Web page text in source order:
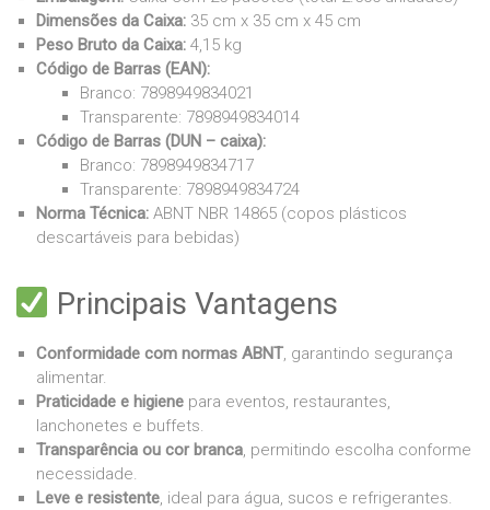
Dimensões da Caixa: 35 cm x 35 cm x 45 cm
Peso Bruto da Caixa: 4,15 kg
Código de Barras (EAN):
Branco: 7898949834021
Transparente: 7898949834014
Código de Barras (DUN – caixa):
Branco: 7898949834717
Transparente: 7898949834724
Norma Técnica: ABNT NBR 14865 (copos plásticos
descartáveis para bebidas)
Principais Vantagens
Conformidade com normas ABNT, garantindo segurança
alimentar.
Praticidade e higiene para eventos, restaurantes,
lanchonetes e buffets.
Transparência ou cor branca, permitindo escolha conforme
necessidade.
Leve e resistente, ideal para água, sucos e refrigerantes.